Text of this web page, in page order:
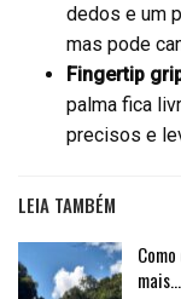
dedos e um
mas pode
Fingertip
palma fica
precisos e
LEIA TAMBÉM
mais…